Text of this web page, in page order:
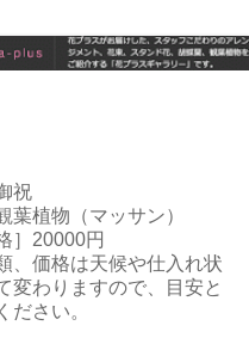
祝
葉植物（マッサン）
］20000円
、価格は天候や仕入れ状
変わりますので、目安と
ださい。